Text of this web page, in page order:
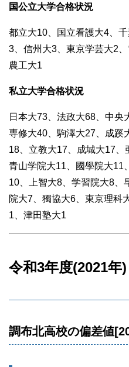
国公立大学合格状況
都立大10、国立看護大4、
3、信州大3、東京学芸大2
農工大1
私立大学合格状況
日本大73、法政大68、中央
専修大40、駒澤大27、成蹊
18、立教大17、成城大17、
青山学院大11、國學院大11
10、上智大8、学習院大8、
院大7、獨協大6、東京理科
1、津田塾大1
令和3年度(2021年)
調布北高校の偏差値